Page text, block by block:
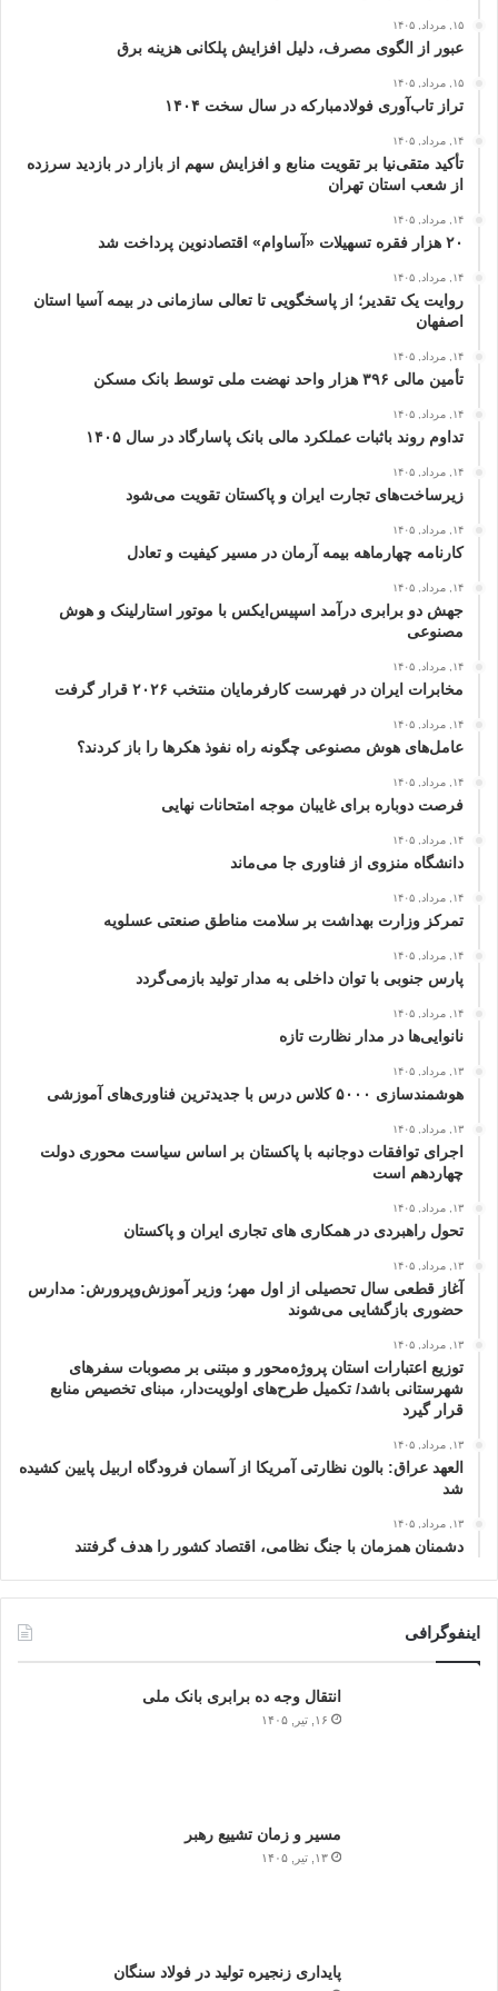
۱۵, مرداد, ۱۴۰۵
عبور از الگوی مصرف، دلیل افزایش پلکانی هزینه برق
۱۵, مرداد, ۱۴۰۵
تراز تاب‌آوری فولادمبارکه در سال سخت ۱۴۰۴
۱۴, مرداد, ۱۴۰۵
تأکید متقی‌نیا بر تقویت منابع و افزایش سهم از بازار در بازدید سرزده
از شعب استان تهران
۱۴, مرداد, ۱۴۰۵
۲۰ هزار فقره تسهیلات «آساوام» اقتصادنوین پرداخت شد
۱۴, مرداد, ۱۴۰۵
روایت یک تقدیر؛ از پاسخگویی تا تعالی سازمانی در بیمه آسیا استان
اصفهان
۱۴, مرداد, ۱۴۰۵
تأمین مالی ۳۹۶ هزار واحد نهضت ملی توسط بانک مسکن
۱۴, مرداد, ۱۴۰۵
تداوم روند باثبات عملکرد مالی بانک پاسارگاد در سال ۱۴۰۵
۱۴, مرداد, ۱۴۰۵
زیرساخت‌های تجارت ایران و پاکستان تقویت می‌شود
۱۴, مرداد, ۱۴۰۵
کارنامه چهارماهه بیمه آرمان در مسیر کیفیت و تعادل
۱۴, مرداد, ۱۴۰۵
جهش دو برابری درآمد اسپیس‌ایکس با موتور استارلینک و هوش
مصنوعی
۱۴, مرداد, ۱۴۰۵
مخابرات ایران در فهرست کارفرمایان منتخب ۲۰۲۶ قرار گرفت
۱۴, مرداد, ۱۴۰۵
عامل‌های هوش مصنوعی چگونه راه نفوذ هکرها را باز کردند؟
۱۴, مرداد, ۱۴۰۵
فرصت دوباره برای غایبان موجه امتحانات نهایی
۱۴, مرداد, ۱۴۰۵
دانشگاه منزوی از فناوری جا می‌ماند
۱۴, مرداد, ۱۴۰۵
تمرکز وزارت بهداشت بر سلامت مناطق صنعتی عسلویه
۱۴, مرداد, ۱۴۰۵
پارس جنوبی با توان داخلی به مدار تولید بازمی‌گردد
۱۴, مرداد, ۱۴۰۵
نانوایی‌ها در مدار نظارت تازه
۱۳, مرداد, ۱۴۰۵
هوشمندسازی ۵۰۰۰ کلاس درس با جدیدترین فناوری‌های آموزشی
۱۳, مرداد, ۱۴۰۵
اجرای توافقات دوجانبه با پاکستان بر اساس سیاست محوری دولت
چهاردهم است
۱۳, مرداد, ۱۴۰۵
تحول راهبردی در همکاری های تجاری ایران و پاکستان
۱۳, مرداد, ۱۴۰۵
آغاز قطعی سال تحصیلی از اول مهر؛ وزیر آموزش‌وپرورش: مدارس
حضوری بازگشایی می‌شوند
۱۳, مرداد, ۱۴۰۵
توزیع اعتبارات استان پروژه‌محور و مبتنی بر مصوبات سفرهای
شهرستانی باشد/ تکمیل طرح‌های اولویت‌دار، مبنای تخصیص منابع
قرار گیرد
۱۳, مرداد, ۱۴۰۵
العهد عراق: بالون نظارتی آمریکا از آسمان فرودگاه اربیل پایین کشیده
شد
۱۳, مرداد, ۱۴۰۵
دشمنان همزمان با جنگ نظامی، اقتصاد کشور را هدف گرفتند
اینفوگرافی
انتقال وجه ده برابری بانک ملی
۱۶, تیر, ۱۴۰۵
مسیر و زمان تشییع رهبر
۱۳, تیر, ۱۴۰۵
پایداری زنجیره تولید در فولاد سنگان